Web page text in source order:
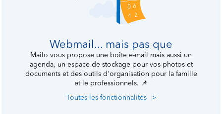
Webmail... mais pas que
Mailo vous propose une boîte e-mail mais aussi un
agenda, un espace de stockage pour vos photos et
documents et des outils d'organisation pour la famille
et le professionnels. 📌
Toutes les fonctionnalités >